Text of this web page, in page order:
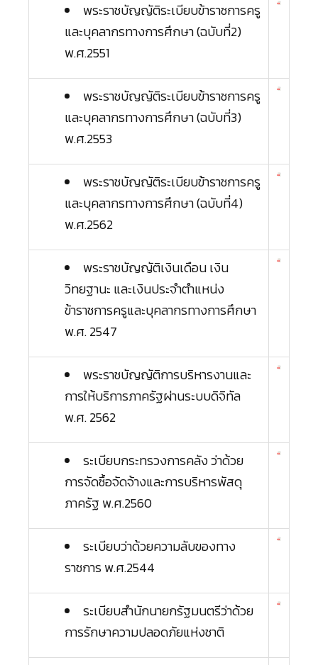
พระราชบัญญัติระเบียบข้าราชการครู
และบุคลากรทางการศึกษา (ฉบับที่2)
พ.ศ.2551
พระราชบัญญัติระเบียบข้าราชการครู
และบุคลากรทางการศึกษา (ฉบับที่3)
พ.ศ.2553
พระราชบัญญัติระเบียบข้าราชการครู
และบุคลากรทางการศึกษา (ฉบับที่4)
พ.ศ.2562
พระราชบัญญัติเงินเดือน เงิน
วิทยฐานะ และเงินประจำตำแหน่ง
ข้าราชการครูและบุคลากรทางการศึกษา
พ.ศ. 2547
พระราชบัญญัติการบริหารงานและ
การให้บริการภาครัฐผ่านระบบดิจิทัล
พ.ศ. 2562
ระเบียบกระทรวงการคลัง ว่าด้วย
การจัดซื้อจัดจ้างและการบริหารพัสดุ
ภาครัฐ พ.ศ.2560
ระเบียบว่าด้วยความลับของทาง
ราชการ พ.ศ.2544
ระเบียบสำนักนายกรัฐมนตรีว่าด้วย
การรักษาความปลอดภัยแห่งชาติ